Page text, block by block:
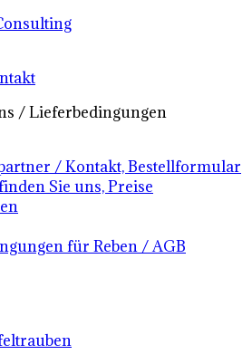
/ Lieferbedingungen
/ Kontakt, Bestellformular
Sie uns, Preise
für Reben / AGB